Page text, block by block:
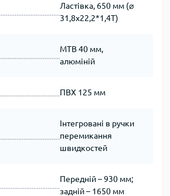
Ластівка, 650 мм (⌀
31,8х22,2*1,4Т)
МТВ 40 мм,
алюміній
ПВХ 125 мм
Інтегровані в ручки
перемикання
швидкостей
Передній – 930 мм;
задній – 1650 мм